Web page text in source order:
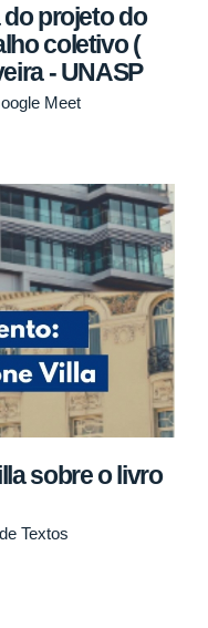
projeto do
coletivo (
- UNASP
Meet
sobre o livro
Textos